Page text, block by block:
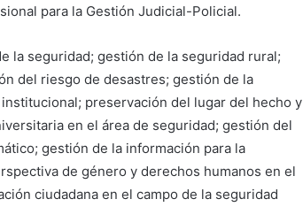
para la Gestión Judicial-Policial.
la seguridad; gestión de la seguridad rural;
del riesgo de desastres; gestión de la
preservación del lugar del hecho y
en el área de seguridad; gestión del
gestión de la información para la
de género y derechos humanos en el
ciudadana en el campo de la seguridad